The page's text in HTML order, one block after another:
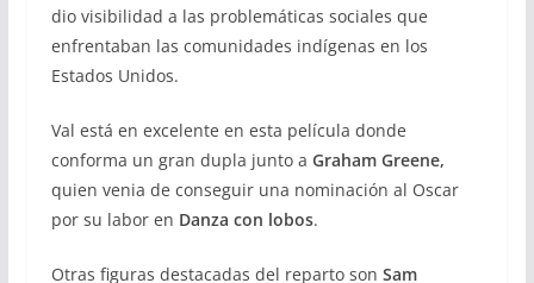
dio visibilidad a las problemáticas sociales que
enfrentaban las comunidades indígenas en los
Estados Unidos.
Val está en excelente en esta película donde
conforma un gran dupla junto a Graham Greene,
quien venia de conseguir una nominación al Oscar
por su labor en Danza con lobos.
Otras figuras destacadas del reparto son Sam